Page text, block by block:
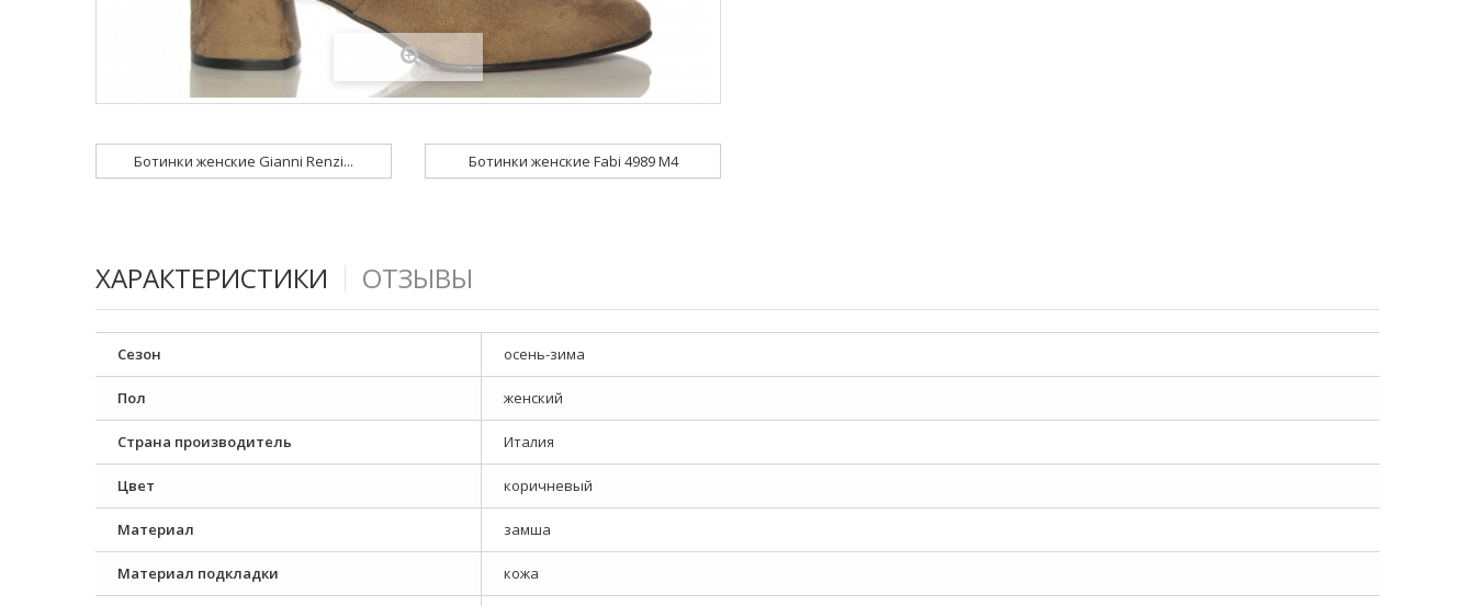
Ботинки женские Gianni Renzi... Ботинки женские Fabi 4989 M4
ХАРАКТЕРИСТИКИ ОТЗЫВЫ
Сезон осень-зима
Пол женский
Страна производитель Италия
Цвет коричневый
Материал замша
Материал подкладки кожа